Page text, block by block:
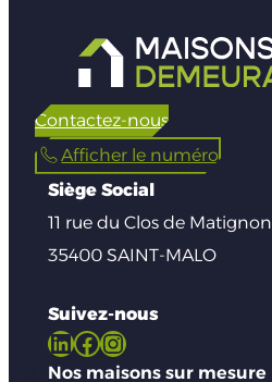
Contactez-nous
Afficher le numéro
Siège Social
11 rue du Clos de Matignon
35400 SAINT-MALO
Suivez-nous
LinkedIn Facebook Instagram
Nos maisons sur mesure